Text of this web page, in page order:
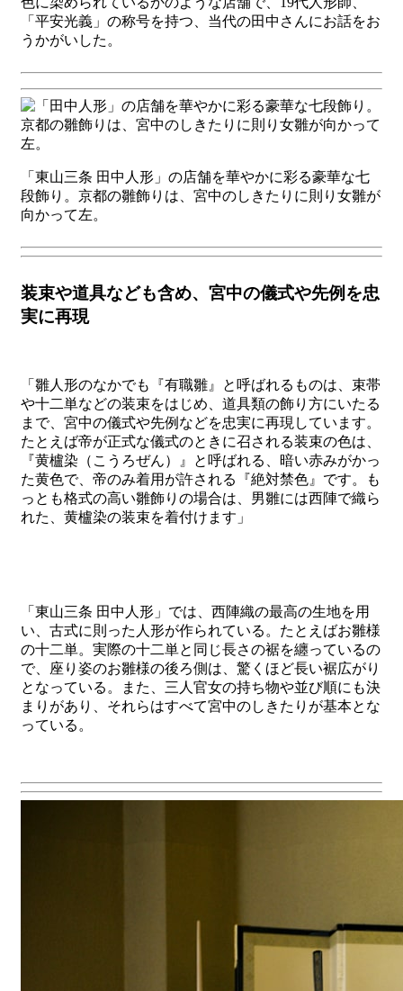
「平安光義」の称号を持つ、当代の田中さんにお話をお
うかがいした。
「東山三条 田中人形」の店舗を華やかに彩る豪華な七
段飾り。京都の雛飾りは、宮中のしきたりに則り女雛が
向かって左。
装束や道具なども含め、宮中の儀式や先例を忠
実に再現
「雛人形のなかでも『有職雛』と呼ばれるものは、束帯
や十二単などの装束をはじめ、道具類の飾り方にいたる
まで、宮中の儀式や先例などを忠実に再現しています。
たとえば帝が正式な儀式のときに召される装束の色は、
『黄櫨染（こうろぜん）』と呼ばれる、暗い赤みがかっ
た黄色で、帝のみ着用が許される『絶対禁色』です。も
っとも格式の高い雛飾りの場合は、男雛には西陣で織ら
れた、黄櫨染の装束を着付けます」
「東山三条 田中人形」では、西陣織の最高の生地を用
い、古式に則った人形が作られている。たとえばお雛様
の十二単。実際の十二単と同じ長さの裾を纏っているの
で、座り姿のお雛様の後ろ側は、驚くほど長い裾広がり
となっている。また、三人官女の持ち物や並び順にも決
まりがあり、それらはすべて宮中のしきたりが基本とな
っている。